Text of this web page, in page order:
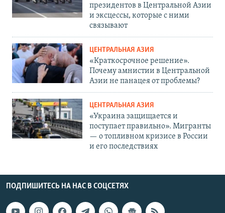
президентов в Центральной Азии
и эксцессы, которые с ними
связывают
ЦЕНТРАЛЬНАЯ АЗИЯ
«Краткосрочное решение».
Почему амнистии в Центральной
Азии не панацея от проблемы?
ЦЕНТРАЛЬНАЯ АЗИЯ
«Украина защищается и
поступает правильно». Мигранты
— о топливном кризисе в России
и его последствиях
ПОДПИШИТЕСЬ НА НАС В СОЦСЕТЯХ